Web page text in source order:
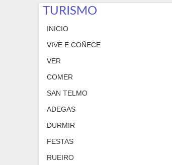
TURISMO
INICIO
VIVE E COÑECE
VER
COMER
SAN TELMO
ADEGAS
DURMIR
FESTAS
RUEIRO